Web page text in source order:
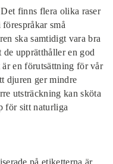
finns flera olika raser
små
ska samtidigt vara bra
upprätthåller en god
en förutsättning för vår
djuren ger mindre
utsträckning kan sköta
för sitt naturliga